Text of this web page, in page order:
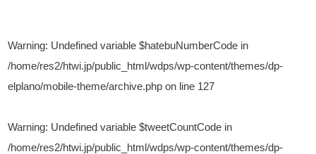
Warning: Undefined variable $hatebuNumberCode in
/home/res2/htwi.jp/public_html/wdps/wp-content/themes/dp-
elplano/mobile-theme/archive.php on line 127
Warning: Undefined variable $tweetCountCode in
/home/res2/htwi.jp/public_html/wdps/wp-content/themes/dp-